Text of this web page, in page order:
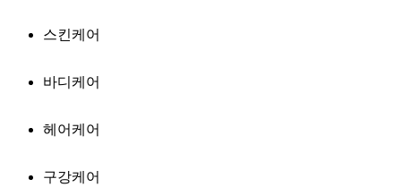
스킨케어
바디케어
헤어케어
구강케어